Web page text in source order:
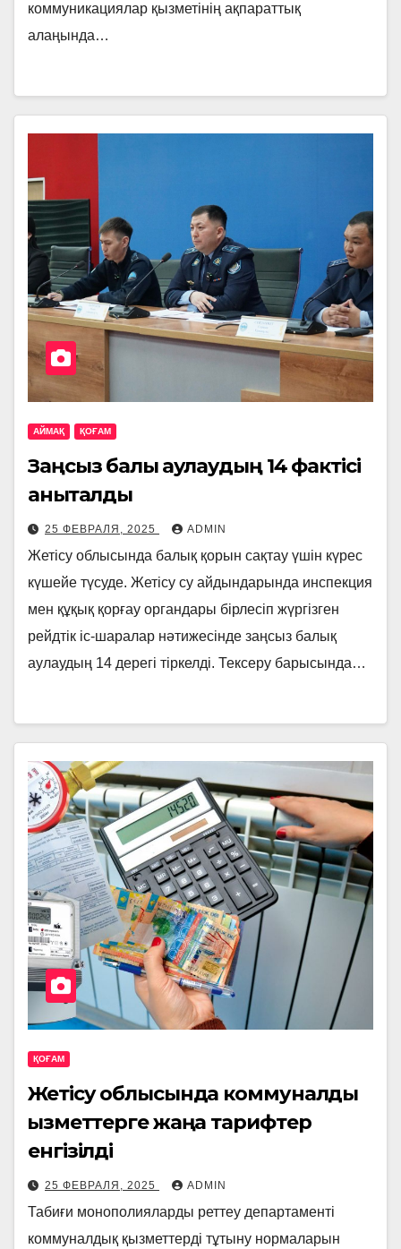
коммуникациялар қызметінің ақпараттық
алаңында…
АЙМАҚ ҚОҒАМ
Заңсыз балық аулаудың 14 фактісі
анықталды
25 ФЕВРАЛЯ, 2025 ADMIN
Жетісу облысында балық қорын сақтау үшін күрес
күшейе түсуде. Жетісу су айдындарында инспекция
мен құқық қорғау органдары бірлесіп жүргізген
рейдтік іс-шаралар нәтижесінде заңсыз балық
аулаудың 14 дерегі тіркелді. Тексеру барысында…
ҚОҒАМ
Жетісу облысында коммуналдық
қызметтерге жаңа тарифтер
енгізілді
25 ФЕВРАЛЯ, 2025 ADMIN
Табиғи монополияларды реттеу департаменті
коммуналдық қызметтерді тұтыну нормаларын